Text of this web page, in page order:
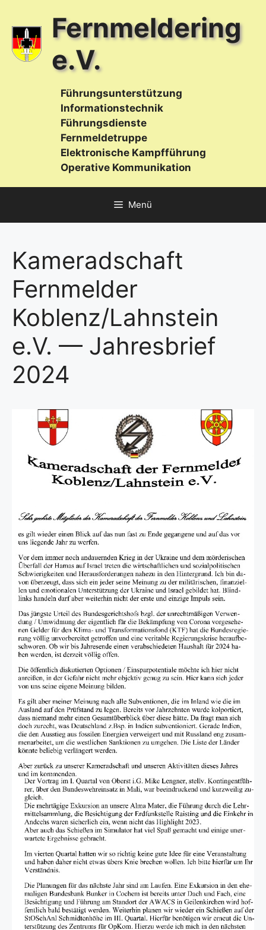
springen
Fernmeldering
e.V.
Führungsunterstützung
Informationstechnik
Führungsdienste
Fernmeldetruppe
Elektronische Kampfführung
Operative Kommunikation
Menü
Kameradschaft
Fernmelder
Koblenz/Lahnstein
e.V. — Jahresbrief
2024